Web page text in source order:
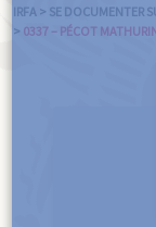
IRFA > SE DOCUMENTER
> 0337 – PÉCOT